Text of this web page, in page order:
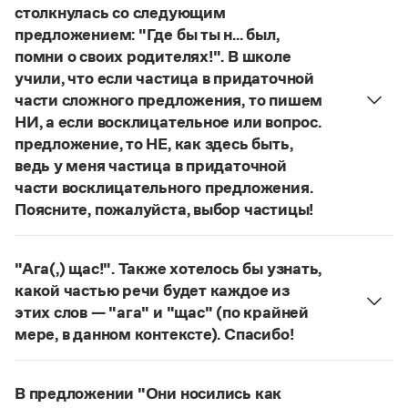
Словари русского языка как государственного
Справочники
Правила русской орфографии и пунктуации
Русский язык. Краткий теоретический курс
для школьников
Справочник по пунктуации
Словарь-справочник трудностей
Справочник по фразеологии
Словарь-справочник непростые слова
Все справочники портала
Журнал
Новости и события
Управление в русском языке
Словарь русских имён
Словарь методических терминов
Правила русской орфографии и пунктуации
(1956)
столкнулась со следующим
предложением: "Где бы ты н... был,
помни о своих родителях!". В школе
учили, что если частица в придаточной
части сложного предложения, то пишем
НИ, а если восклицательное или вопрос.
предложение, то НЕ, как здесь быть,
ведь у меня частица в придаточной
части восклицательного предложения.
Поясните, пожалуйста, выбор частицы!
Правильно:Где бы ты ни был, помни о своих
восклицательных предложениях: Где ты только
не был!
"Ага(,) щас!". Также хотелось бы узнать,
какой частью речи будет каждое из
этих слов — "ага" и "щас" (по крайней
мере, в данном контексте). Спасибо!
Ага—частица, которая в данном случае
отказа говорящего поверить в достоверность
В предложении "Они носились как